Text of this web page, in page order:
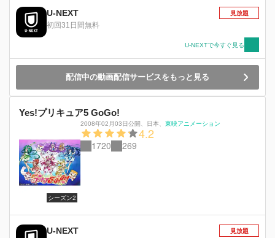
U-NEXT
初回31日間無料
見放題
U-NEXTで今すぐ見る
配信中の動画配信サービスをもっと見る
Yes!プリキュア5 GoGo!
シーズン2
2008年02月03日公開 日本 東映アニメーション
4.2
1720 269
U-NEXT 見放題